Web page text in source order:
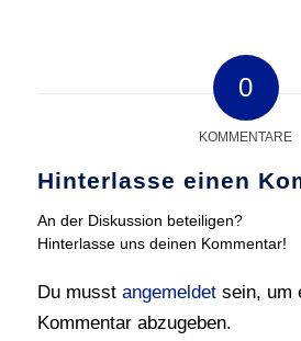
0
KOMMENTARE
Hinterlasse einen
An der Diskussion beteiligen?
Hinterlasse uns deinen Kommentar!
Du musst angemeldetsein, um
Kommentar abzugeben.